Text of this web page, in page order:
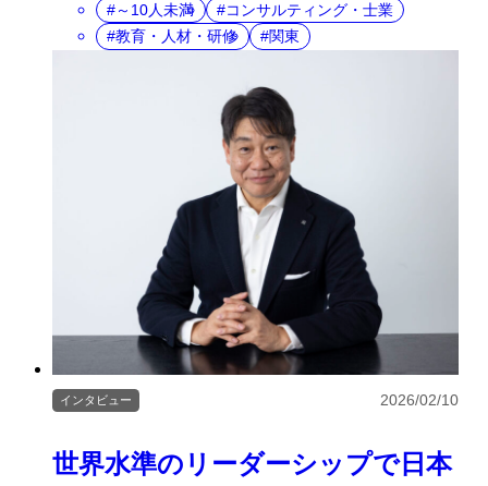
～10人未満
コンサルティング・士業
教育・人材・研修
関東
世界水準のリーダーシップで日本
インタビュー 2026/02/10